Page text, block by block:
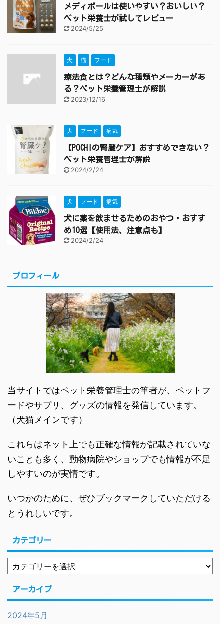
メディボールは使いやすい？おいしい？
ペット栄養士が試してレビュー
2024/5/25
犬 猫 フード
療法食とは？どんな種類やメーカーがあ
る？ペット栄養管理士が解説
2023/12/16
犬 フード 病気
【POCHIの腎臓ケア】おすすめできない？
ペット栄養管理士が解説
2024/2/24
犬 フード 病気
犬に薬を飲ませるためのおやつ・おすす
め10選【使用法、注意点も】
2024/2/24
プロフィール
当サイトではペット栄養管理士の筆者が、ペットフ
ードやサプリ、グッズの情報を発信しています。
（犬猫メインです）
これらはネット上でも正確な情報が記載されていな
いことも多く、動物病院やショップでも情報が不足
しやすいのが実情です。
いつかのために、ぜひブックマークしていただける
とうれしいです。
カテゴリー
アーカイブ
2024年5月